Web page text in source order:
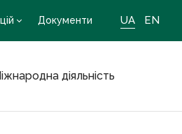
Документи UA EN
діяльність